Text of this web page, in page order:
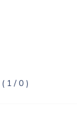
( 1 / 0 )